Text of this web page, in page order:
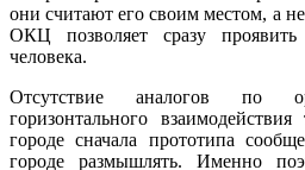
они считают его своим местом, а
ОКЦ позволяет сразу
человека.
Отсутствие аналогов по
горизонтального
городе сначала прототипа
городе размышлять. Именно